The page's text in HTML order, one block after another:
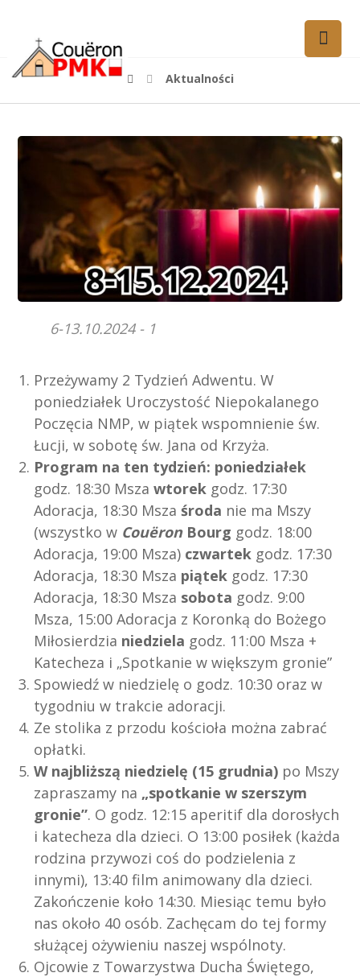
Aktualności
6-13.10.2024 - 1
Przeżywamy 2 Tydzień Adwentu. W
poniedziałek Uroczystość Niepokalanego
Poczęcia NMP, w piątek wspomnienie św.
Łucji, w sobotę św. Jana od Krzyża.
Program na ten tydzień: poniedziałek
godz. 18:30 Mszawtorek godz. 17:30
Adoracja, 18:30 Mszaśroda nie ma Mszy
(wszystko w CouëronBourg godz. 18:00
Adoracja, 19:00 Msza) czwartek godz. 17:30
Adoracja, 18:30 Msza piątek godz. 17:30
Adoracja, 18:30 Msza sobota godz. 9:00
Msza, 15:00 Adoracja z Koronką do Bożego
Miłosierdzia niedziela godz. 11:00 Msza +
Katecheza i „Spotkanie w większym gronie”
Spowiedź w niedzielę o godz. 10:30 oraz w
tygodniu w trakcie adoracji.
Ze stolika z przodu kościoła można zabrać
opłatki.
W najbliższą niedzielę (15 grudnia) po Mszy
zapraszamy na „spotkanie w szerszym
gronie”. O godz. 12:15 aperitif dla dorosłych
i katecheza dla dzieci. O 13:00 posiłek (każda
rodzina przywozi coś do podzielenia z
innymi), 13:40 film animowany dla dzieci.
Zakończenie koło 14:30. Miesiąc temu było
nas około 40 osób. Zachęcam do tej formy
służącej ożywieniu naszej wspólnoty.
Ojcowie z Towarzystwa Ducha Świętego,